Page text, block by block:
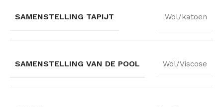
SAMENSTELLING TAPIJT Wol/katoen
SAMENSTELLING VAN DE POOL Wol/Viscose